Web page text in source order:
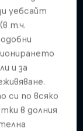
уебсайт
т.ч.
и за
си по всяко
в долния